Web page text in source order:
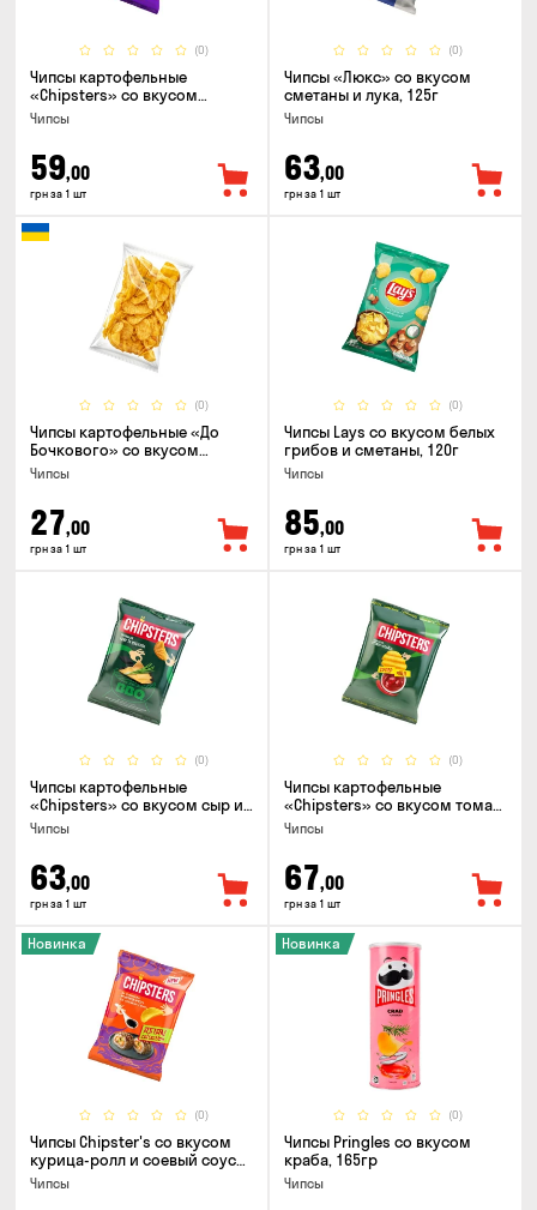
(0)
Чипсы картофельные
«Chipsters» со вкусом
острый удон, 100г
Чипсы
59,00
грн за 1 шт
(0)
Чипсы «Люкс» со вкусом
сметаны и лука, 125г
Чипсы
63,00
грн за 1 шт
(0)
Чипсы картофельные «До
Бочкового» со вкусом
сметаны с зеленью, 100г
Чипсы
27,00
грн за 1 шт
(0)
Чипсы Lays со вкусом белых
грибов и сметаны, 120г
Чипсы
85,00
грн за 1 шт
(0)
Чипсы картофельные
«Chipsters» со вкусом сыр и
лук, 95г
Чипсы
63,00
грн за 1 шт
(0)
Чипсы картофельные
«Chipsters» со вкусом томат
спайси, 95г
Чипсы
67,00
грн за 1 шт
(0)
Новинка
Чипсы Chipster's со вкусом
курица-ролл и соевый соус
90г
Чипсы
(0)
Новинка
Чипсы Pringles со вкусом
краба, 165гр
Чипсы